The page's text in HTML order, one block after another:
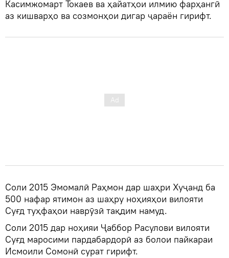
Касимжомарт Токаев ва ҳайатҳои илмию фарҳангӣ
аз кишварҳо ва созмонҳои дигар ҷараён гирифт.
Соли 2015 Эмомалӣ Раҳмон дар шаҳри Хуҷанд ба
500 нафар ятимон аз шаҳру ноҳияҳои вилояти
Суғд туҳфаҳои наврӯзӣ тақдим намуд.
Соли 2015 дар ноҳияи Ҷаббор Расулови вилояти
Суғд маросими пардабардорӣ аз болои пайкараи
Исмоили Сомонӣ сурат гирифт.